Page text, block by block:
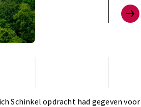
Schinkel opdracht had gegeven